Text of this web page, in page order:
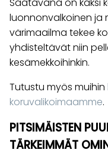
Saatavana on kaksi
luonnonvalkoinen ja
värimaailma tekee
yhdisteltävät niin
kesämekkoihinkin.
Tutustu myös muihin
koruvalikoimaamme.
PITSIMÄISTEN
TÄRKEIMMÄT